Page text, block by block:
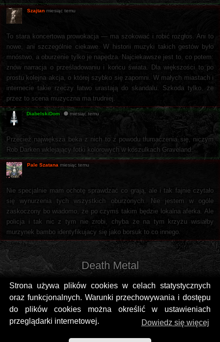
Strona używa plików cookies w celach statystycznych
oraz funkcjonalnych. Warunki przechowywania i dostępu
do plików cookies można określić w ustawieniach
przeglądarki internetowej.
Dowiedz się więcej
Szajtan miesiąc temu
To stara koncertowa prowokacja — ma szokować i robić rozgłos. Ani to
nowe, ani szczególnie ciekawe. W historii muzyki takich gestów było
mnóstwo, a oburzenie tylko je napędza. Najciekawsze jest to, co potem:
znów narracja o prześladowaniu i końcu świata. Dla większości to po
prostu kolejna akcja, o której szybko się zapomni. W małych miastach i
internecie takie rzeczy łatwo urastają do skandalu. Szkoda tylko, że
przez to scena muzyczna ma trudniej.
DiabelskiDom miesiąc temu
Przecież największa beka z nich to z powodu tłumaczenia się, niczym
Rob Darken wklejający fotki kolorowych w koszulkach Graveland.
Pale Szatana miesiąc temu
Nie specjalnie mam ochotę sprawdzać co grają, ale i tak fajnie czytało
się wynurzenia tych wszystkich oburzonych. Nie jestem w ogóle
zaskoczony bo wiadomo, że po czymś takim będzie lokalna aferka. Ale
policja i tak nic z tym nie zrobi, chyba że na tym krzyżu wisiałby
murzynek bambo identyfikujacy się jako borsuk to co innego.
Death Metal